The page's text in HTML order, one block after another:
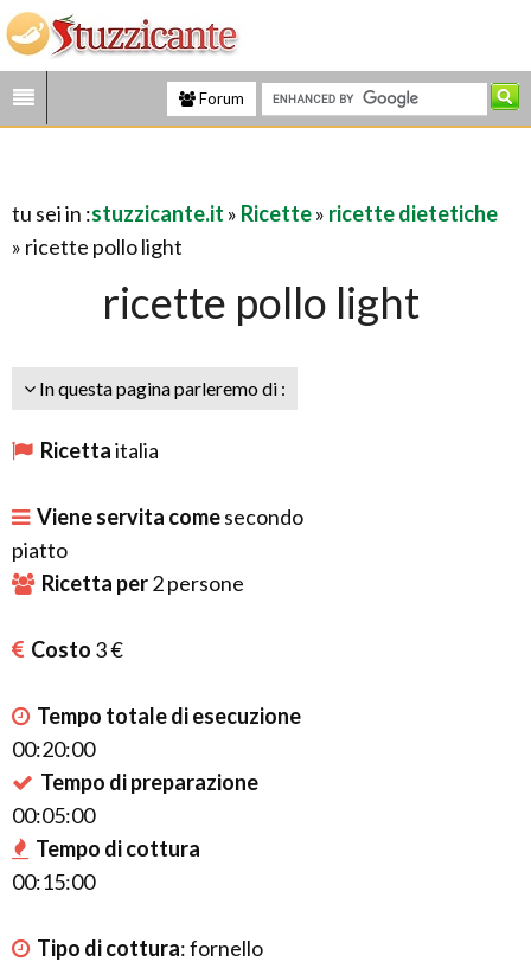
Forum
tu sei in :stuzzicante.it » Ricette» ricette dietetiche
» ricette pollo light
ricette pollo light
In questa pagina parleremo di :
Ricettaitalia
Viene servita comesecondo
piatto
Ricetta per2persone
Costo 3 €
Tempo totale di esecuzione
00:20:00
Tempo di preparazione
00:05:00
Tempo di cottura
00:15:00
Tipo di cottura:fornello